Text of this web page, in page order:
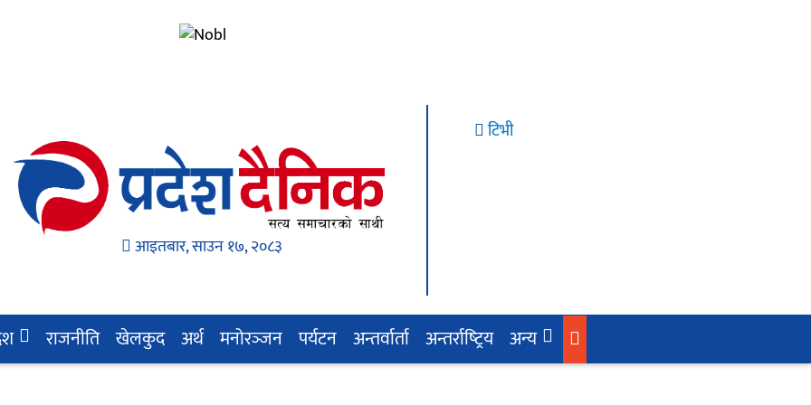
आइतबार, साउन १७, २०८३
टिभी
राजनीति खेलकुद अर्थ मनोरञ्‍जन पर्यटन अन्तर्वार्ता अन्तर्राष्‍ट्रिय अन्य